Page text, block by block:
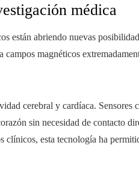
médica
están abriendo nuevas
magnéticos
cerebral y cardíaca. Sensores
sin necesidad de contacto
clínicos, esta tecnología ha